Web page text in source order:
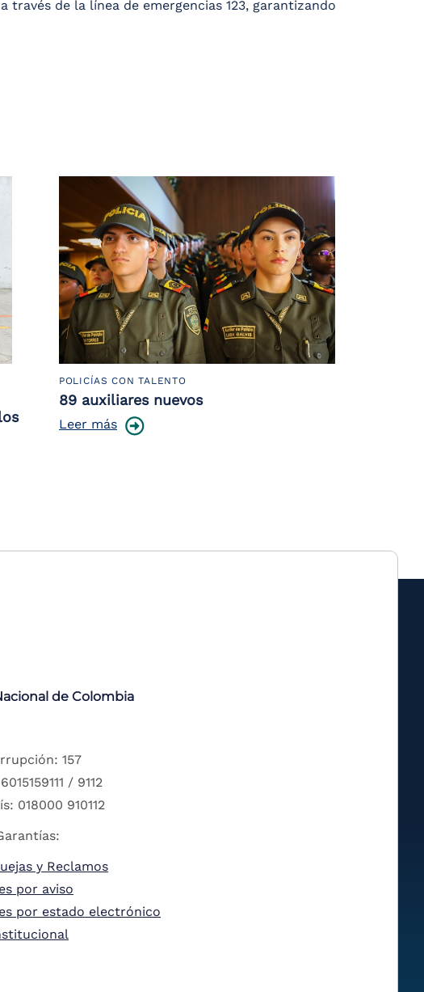
de la línea de emergencias 123, garantizando
POLICÍAS CON TALENTO
89 auxiliares nuevos
Leer más
de Colombia
157
/ 9112
018000 910112
y Reclamos
por aviso
por estado electrónico